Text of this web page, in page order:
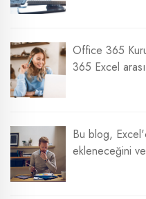
Office 365
365 Excel
Bu blog,
ekleneceğini